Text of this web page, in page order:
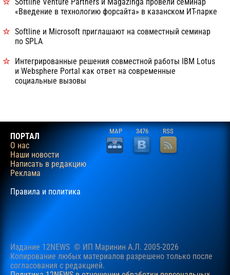
«Введение в технологию форсайта» в казанском ИТ-парке
Softline и Microsoft приглашают на совместный семинар
по SPLA
Интегрированные решения совместной работы IBM Lotus
и Websphere Portal как ответ на современные
социальные вызовы
ПОРТАЛ
О нас
Наши новости
Написать в редакцию
Реклама
Правила и политика
MAP 3476 RSS
Издание 12NEWS © ИП Маринин А.Л. 2005-2026
Копирование любых материалов разрешено только после
согласования c редакцией.